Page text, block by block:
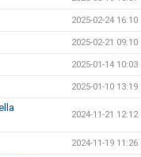
2025-02-24 16:10
2025-02-21 09:10
2025-01-14 10:03
2025-01-10 13:19
2024-11-21 12:12
2024-11-19 11:26